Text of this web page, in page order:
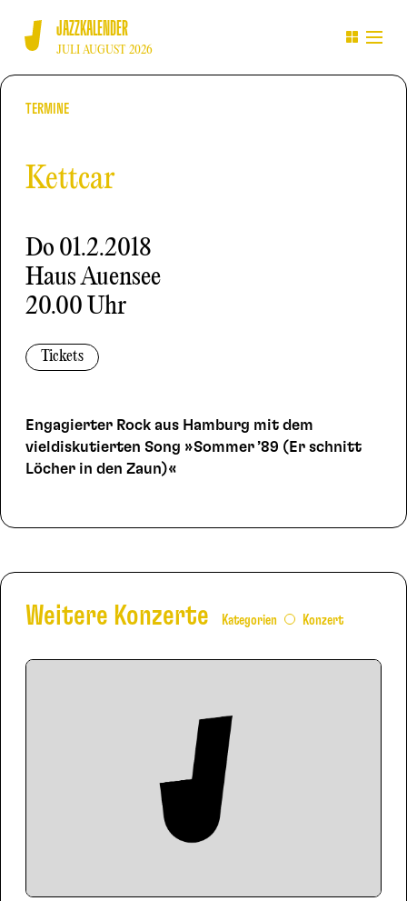
JAZZKALENDER
JULI AUGUST 2026
TERMINE
Kettcar
Do 01.2.2018
Haus Auensee
20.00 Uhr
Tickets
Engagierter Rock aus Hamburg mit dem
vieldiskutierten Song »Sommer ’89 (Er schnitt
Löcher in den Zaun)«
Weitere Konzerte Kategorien Konzert